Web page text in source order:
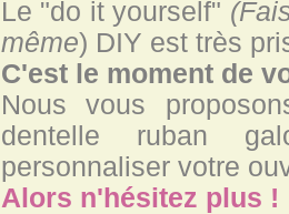
Le "do it yourself"
même) DIY est très
C'est le moment de
Nous vous
dentelle ruban
personnaliser votre
Alors n'hésitez plus !